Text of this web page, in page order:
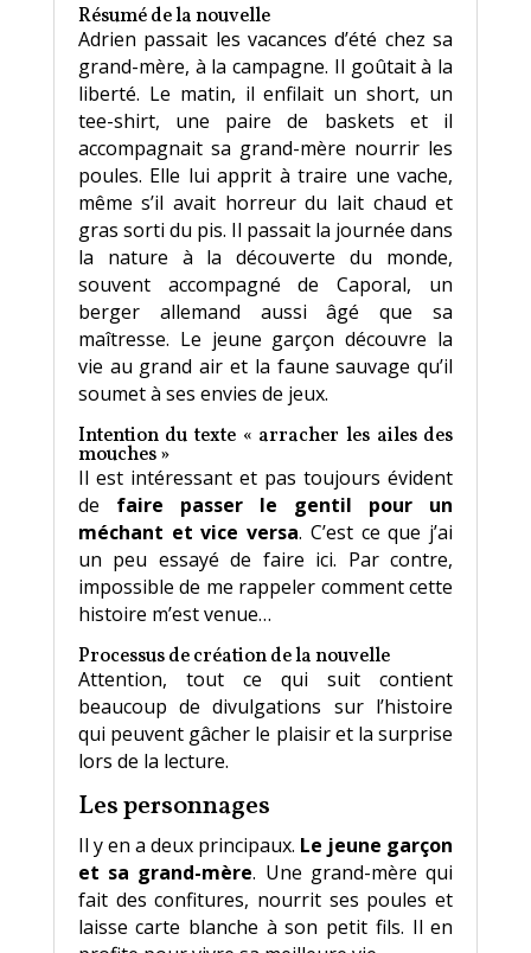
représentait la disparition de la fourmilière,
autant que par le ton de sa voix, il avait
répondu, l’air indifférent, qu’elles allaient
sûrement en refaire une plus loin. Grand-mère
Irène essaya de lui apprendre à respecter la
beauté de ce qu’il voyait, mais sa voix ne
trouva aucun écho chez l’enfant.
Fin juillet, le gentil zoo miniature se
transforma en arène de gladiateurs. Qui est le
plus fort entre la guêpe et la mante
religieuse ? Une araignée peut-elle se lasser
de tisser si l’on détruit son travail tous les
jours ?
Résumé de la nouvelle
Adrien passait les vacances d’été chez sa
grand-mère, à la campagne. Il goûtait à la
liberté. Le matin, il enfilait un short, un
tee-shirt, une paire de baskets et il
accompagnait sa grand-mère nourrir les
poules. Elle lui apprit à traire une vache,
même s’il avait horreur du lait chaud et
gras sorti du pis. Il passait la journée dans
la nature à la découverte du monde,
souvent accompagné de Caporal, un
berger allemand aussi âgé que sa
maîtresse. Le jeune garçon découvre la
vie au grand air et la faune sauvage qu’il
soumet à ses envies de jeux.
Intention du texte « arracher les ailes des
mouches »
Il est intéressant et pas toujours évident
de faire passer le gentil pour un
méchant et vice versa. C’est ce que j’ai
un peu essayé de faire ici. Par contre,
impossible de me rappeler comment cette
histoire m’est venue…
Processus de création de la nouvelle
Attention, tout ce qui suit contient
beaucoup de divulgations sur l’histoire
qui peuvent gâcher le plaisir et la surprise
lors de la lecture.
Les personnages
Il y en a deux principaux. Le jeune garçon
et sa grand-mère. Une grand-mère qui
fait des confitures, nourrit ses poules et
laisse carte blanche à son petit fils. Il en